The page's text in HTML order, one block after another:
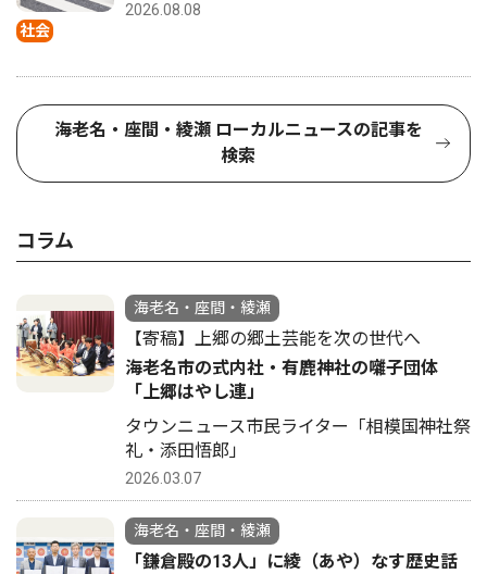
社会
2026.08.08
海老名・座間・綾瀬 ローカルニュースの記事を
検索
コラム
海老名・座間・綾瀬
【寄稿】上郷の郷土芸能を次の世代へ
海老名市の式内社・有鹿神社の囃子団体
「上郷はやし連」
タウンニュース市民ライター「相模国神社祭
礼・添田悟郎」
2026.03.07
海老名・座間・綾瀬
「鎌倉殿の13人」に綾（あや）なす歴史話